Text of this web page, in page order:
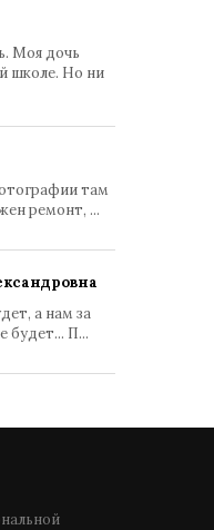
Моя дочь
школе. Но ни
там
ремонт, ...
а нам за
будет... П...